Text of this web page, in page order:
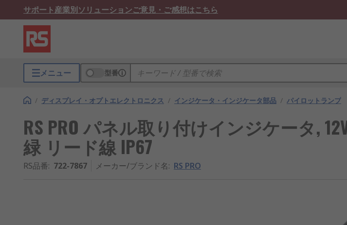
サポート産業別ソリューションご意見・ご感想はこちら
メニュー 型番
/ ディスプレイ・オプトエレクトロニクス / インジケータ・インジケータ部品 / パイロットランプ
RS PRO パネル取り付けインジケータ,
緑 リード線 IP67
RS品番: 722-7867 メーカー/ブランド名: RS PRO